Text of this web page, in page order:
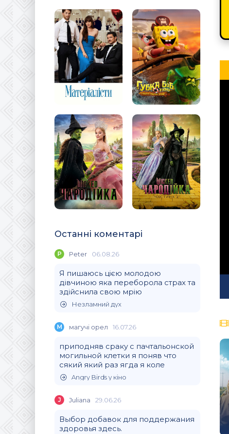
Останні коментарі
P Peter 06.08.26
Я пишаюсь цією молодою
дівчиною яка переборола страх та
здійснила свою мрію
Незламний дух
М магучi орел 16.07.26
приподняв сраку с пачтальонской
могильной клетки я поняв что
сякий який раз ягда я коле
Angry Birds у кіно
J Juliana 29.06.26
Выбор добавок для поддержания
здоровья здесь.